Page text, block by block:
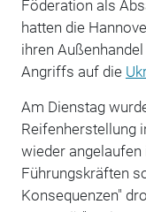
Föderation als
hatten die
ihren
Angriffs auf die
Am Dienstag
Reifenherstellung
wieder
Führungskräften
Konsequenzen"